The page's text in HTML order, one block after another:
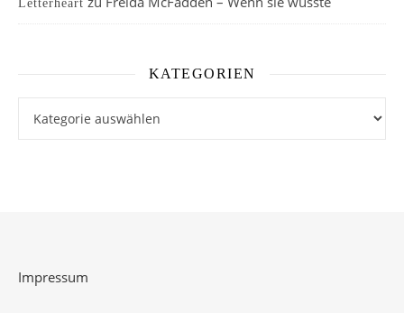
Letterheart
KATEGORIEN
Impressum